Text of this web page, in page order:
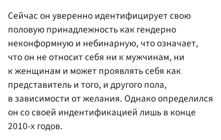
Сейчас он уверенно идентифицирует свою
половую принадлежность как гендерно
неконформную и небинарную, что означает,
что он не относит себя ни к мужчинам, ни
к женщинам и может проявлять себя как
представитель и того, и другого пола,
в зависимости от желания. Однако определился
он со своей индентификацией лишь в конце
2010-х годов.